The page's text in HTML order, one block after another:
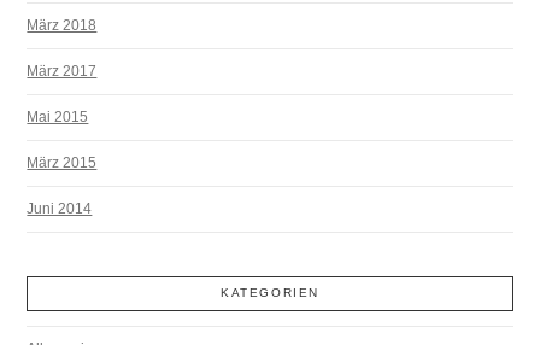
März 2018
März 2017
Mai 2015
März 2015
Juni 2014
KATEGORIEN